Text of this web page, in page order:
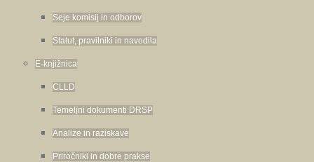
Seje komisij in odborov
Statut, pravilniki in navodila
E-knjižnica
CLLD
Temeljni dokumenti DRSP
Analize in raziskave
Priročniki in dobre prakse